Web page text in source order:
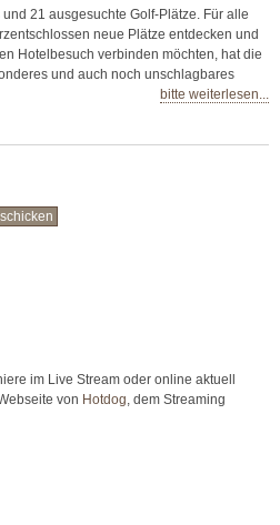
21 ausgesuchte Golf-Plätze. Für alle
neue Plätze entdecken und
Hotelbesuch verbinden möchten, hat die
und auch noch unschlagbares
bitte weiterlesen...
im Live Stream oder online aktuell
von Hotdog, dem Streaming